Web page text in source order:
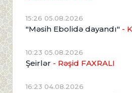
15:26 05.08.2026
"Məsih Ebolidə dayandı" -
10:23 05.08.2026
Şeirlər - Rəşid FAXRALI
16:23 04.08.2026